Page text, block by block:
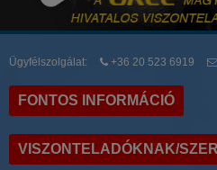
Ügyfélszolgálat: +36 20 523 6919
FONTOS INFORMÁCIÓ
VISZONTELADÓKNAK/